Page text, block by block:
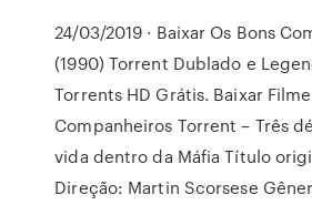
24/03/2019 · Baixar Os Bons
(1990) Torrent Dublado e
Torrents HD Grátis. Baixar
Companheiros Torrent – Três
vida dentro da Máfia Título
Direção: Martin Scorsese